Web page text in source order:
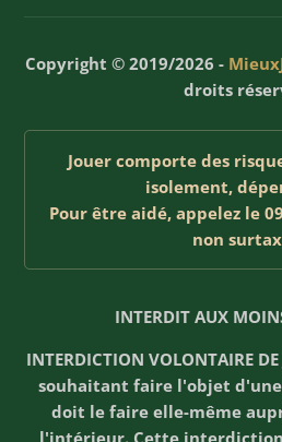
Copyright © 2019/2026 -
droits
Jouer comporte des
isolement,
Pour être aidé, appelez le
non
INTERDIT AUX
INTERDICTION VOLONTAIRE
souhaitant faire l'objet
doit le faire elle-même
l'intérieur. Cette